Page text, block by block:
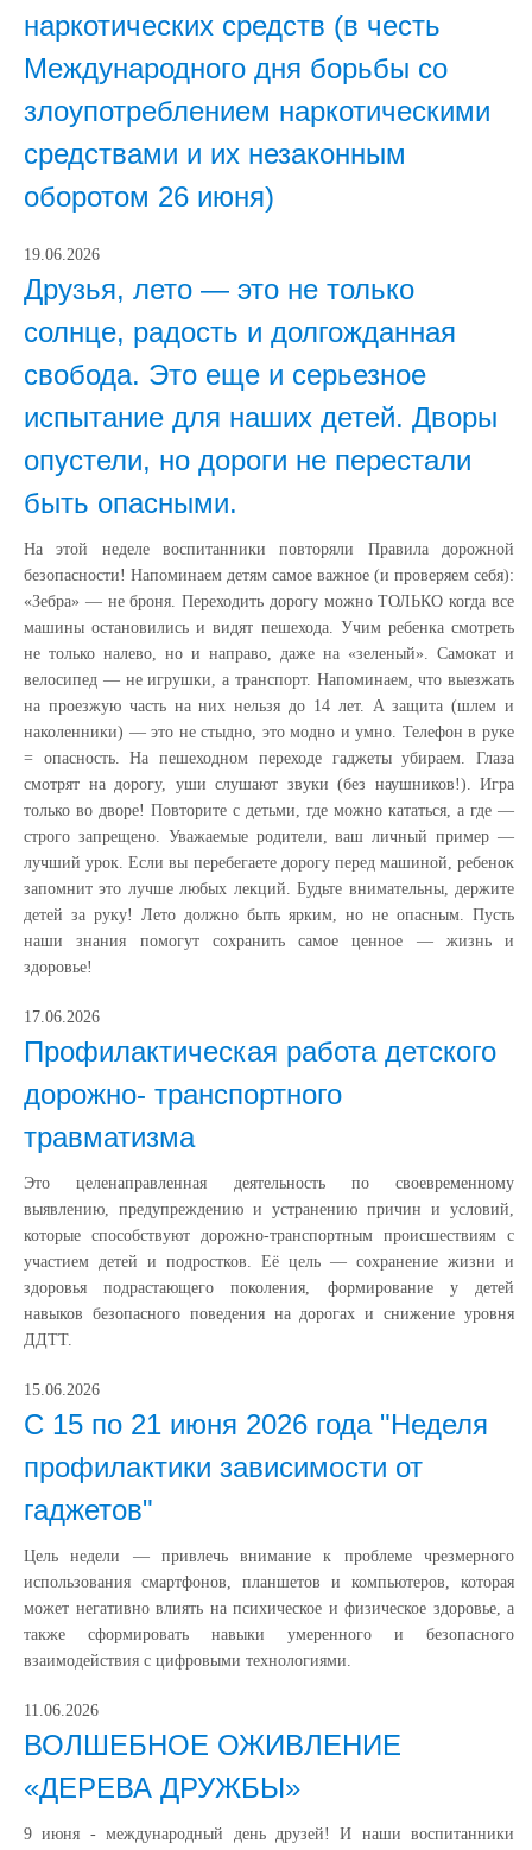
наркотических средств (в честь
Международного дня борьбы со
злоупотреблением наркотическими
средствами и их незаконным
оборотом 26 июня)
19.06.2026
Друзья, лето — это не только
солнце, радость и долгожданная
свобода. Это еще и серьезное
испытание для наших детей. Дворы
опустели, но дороги не перестали
быть опасными.
На этой неделе воспитанники повторяли Правила дорожной
безопасности! Напоминаем детям самое важное (и проверяем себя):
«Зебра» — не броня. Переходить дорогу можно ТОЛЬКО когда все
машины остановились и видят пешехода. Учим ребенка смотреть
не только налево, но и направо, даже на «зеленый». Самокат и
велосипед — не игрушки, а транспорт. Напоминаем, что выезжать
на проезжую часть на них нельзя до 14 лет. А защита (шлем и
наколенники) — это не стыдно, это модно и умно. Телефон в руке
= опасность. На пешеходном переходе гаджеты убираем. Глаза
смотрят на дорогу, уши слушают звуки (без наушников!). Игра
только во дворе! Повторите с детьми, где можно кататься, а где —
строго запрещено. Уважаемые родители, ваш личный пример —
лучший урок. Если вы перебегаете дорогу перед машиной, ребенок
запомнит это лучше любых лекций. Будьте внимательны, держите
детей за руку! Лето должно быть ярким, но не опасным. Пусть
наши знания помогут сохранить самое ценное — жизнь и
здоровье!
17.06.2026
Профилактическая работа детского
дорожно- транспортного
травматизма
Это целенаправленная деятельность по своевременному
выявлению, предупреждению и устранению причин и условий,
которые способствуют дорожно-транспортным происшествиям с
участием детей и подростков. Её цель — сохранение жизни и
здоровья подрастающего поколения, формирование у детей
навыков безопасного поведения на дорогах и снижение уровня
ДДТТ.
15.06.2026
С 15 по 21 июня 2026 года "Неделя
профилактики зависимости от
гаджетов"
Цель недели — привлечь внимание к проблеме чрезмерного
использования смартфонов, планшетов и компьютеров, которая
может негативно влиять на психическое и физическое здоровье, а
также сформировать навыки умеренного и безопасного
взаимодействия с цифровыми технологиями.
11.06.2026
ВОЛШЕБНОЕ ОЖИВЛЕНИЕ
«ДЕРЕВА ДРУЖБЫ»
9 июня - международный день друзей! И наши воспитанники